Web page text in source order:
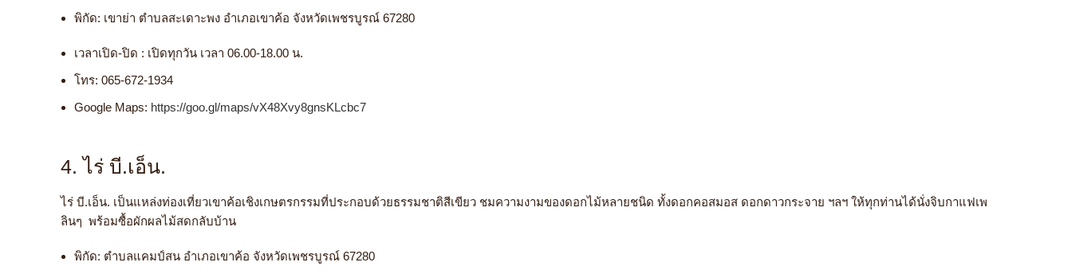
พิกัด: เขาย่า ตำบลสะเดาะพง อำเภอเขาค้อ จังหวัดเพชรบูรณ์ 67280
เวลาเปิด-ปิด : เปิดทุกวัน เวลา 06.00-18.00 น.
โทร: 065-672-1934
Google Maps: https://goo.gl/maps/vX48Xvy8gnsKLcbc7
4. ไร่ บี.เอ็น.
ไร่ บี.เอ็น. เป็นแหล่งท่องเที่ยวเขาค้อเชิงเกษตรกรรมที่ประกอบด้วยธรรมชาติสีเขียว ชมความงามของดอกไม้หลายชนิด ทั้งดอกคอสมอส ดอกดาวกระจาย ฯลฯ ให้ทุกท่านได้นั่งจิบกาแฟเพ
ลินๆ พร้อมซื้อผักผลไม้สดกลับบ้าน
พิกัด: ตำบลแคมป์สน อำเภอเขาค้อ จังหวัดเพชรบูรณ์ 67280